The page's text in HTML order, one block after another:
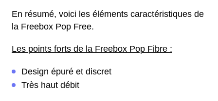
En résumé, voici les éléments caractéristiques de
la Freebox Pop Free.
Les points forts de la Freebox Pop Fibre :
Design épuré et discret
Très haut débit